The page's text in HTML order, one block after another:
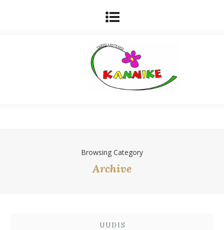
Browsing Category
Archive
UUDIS